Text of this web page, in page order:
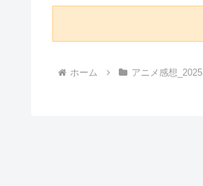
ホーム アニメ感想_2025